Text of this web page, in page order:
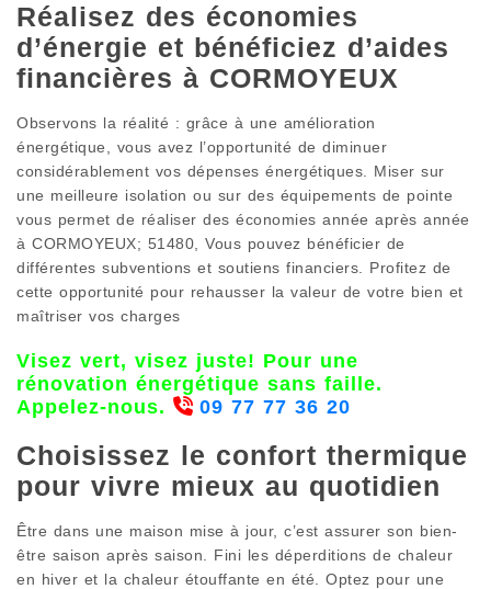
Réalisez des économies
d’énergie et bénéficiez d’aides
financières à CORMOYEUX
Observons la réalité : grâce à une amélioration
énergétique, vous avez l’opportunité de diminuer
considérablement vos dépenses énergétiques. Miser sur
une meilleure isolation ou sur des équipements de pointe
vous permet de réaliser des économies année après année
à CORMOYEUX; 51480, Vous pouvez bénéficier de
différentes subventions et soutiens financiers. Profitez de
cette opportunité pour rehausser la valeur de votre bien et
maîtriser vos charges
Visez vert, visez juste! Pour une
rénovation énergétique sans faille.
Appelez-nous.
09 77 77 36 20
Choisissez le confort thermique
pour vivre mieux au quotidien
Être dans une maison mise à jour, c’est assurer son bien-
être saison après saison. Fini les déperditions de chaleur
en hiver et la chaleur étouffante en été. Optez pour une